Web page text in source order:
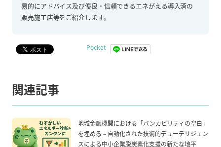
易的にアドバイス及び優良・信頼できるエネがえる導入済の
販売施工店等をご紹介します。
Pocket
関連記事
地域金融機関における「バンカビリティの空白」
を埋める – 自動化された技術的デューデリジェン
スによる中小企業脱炭素化支援の新たな地平